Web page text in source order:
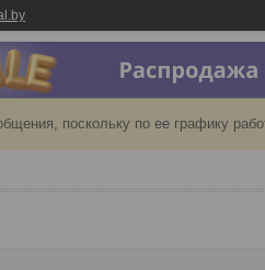
поскольку по ее графику